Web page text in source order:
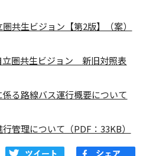
共生ビジョン【第2版】（案）
圏共生ビジョン 新旧対照表
る路線バス運行概要について
管理について（PDF：33KB）